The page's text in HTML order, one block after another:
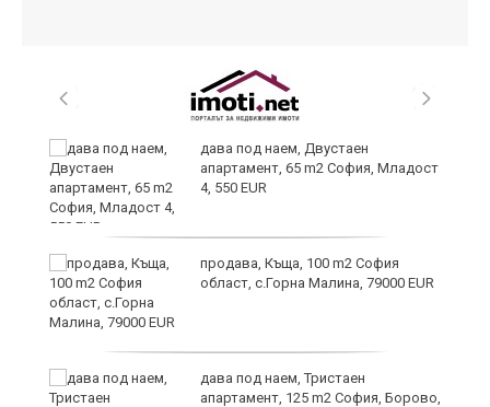
дава под наем, Двустаен
апартамент, 65 m2 София, Младост
4, 550 EUR
продава, Къща, 100 m2 София
област, с.Горна Малина, 79000 EUR
дава под наем, Тристаен
апартамент, 125 m2 София, Борово,